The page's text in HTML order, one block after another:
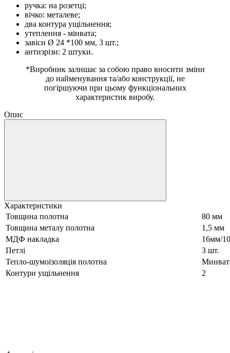
ручка: на розетці;
вічко: металеве;
два контура ущільнення;
утеплення - мінвата;
завіси Ø 24 *100 мм, 3 шт.;
антизрізи: 2 штуки.
*Виробник залишає за собою право вносити зміни
до найменування та/або конструкції, не
погіршуючи при цьому функціональних
характеристик виробу.
Опис
Характеристики
Товщина полотна
80 мм
Товщина металу полотна
1,5 мм
МДФ накладка
16мм/
Петлі
3 шт.
Тепло-шумоізоляція полотна
Контури ущільнення
2